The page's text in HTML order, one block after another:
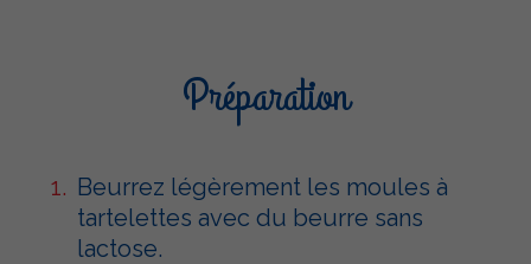
Préparation
Beurrez légèrement les moules à
tartelettes avec du beurre sans
lactose.